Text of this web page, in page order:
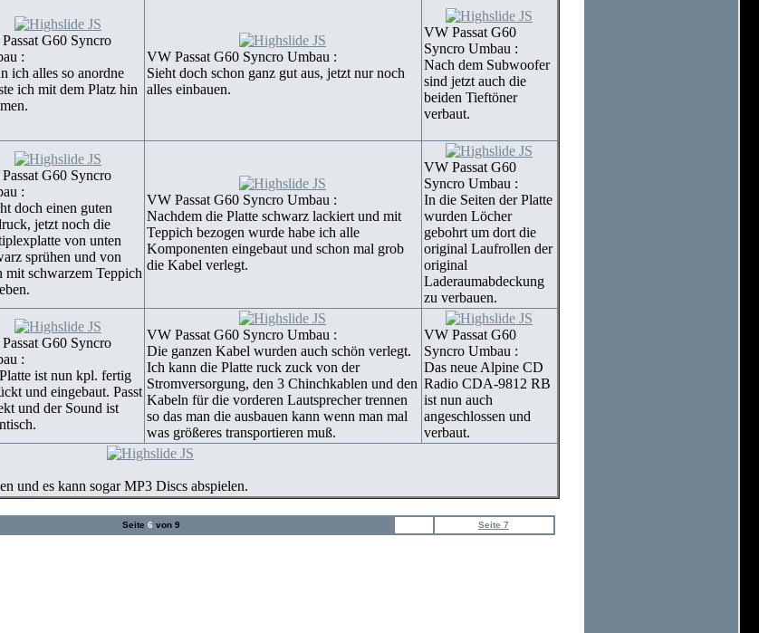
G60 Syncro
:
ich alles so anordne
ich mit dem Platz hin
VW Passat G60 Syncro Umbau :
Sieht doch schon ganz gut aus, jetzt nur noch
alles einbauen.
VW Passat G60
Syncro Umbau :
Nach dem Subwoofer
sind jetzt auch die
beiden Tieftöner
verbaut.
G60 Syncro
:
doch einen guten
jetzt noch die
von unten
sprühen und von
mit schwarzem Teppich
VW Passat G60 Syncro Umbau :
Nachdem die Platte schwarz lackiert und mit
Teppich bezogen wurde habe ich alle
Komponenten eingebaut und schon mal grob
die Kabel verlegt.
VW Passat G60
Syncro Umbau :
In die Seiten der Platte
wurden Löcher
gebohrt um dort die
original Laufrollen der
original
Laderaumabdeckung
zu verbauen.
G60 Syncro
:
ist nun kpl. fertig
und eingebaut. Passt
und der Sound ist
VW Passat G60 Syncro Umbau :
Die ganzen Kabel wurden auch schön verlegt.
Ich kann die Platte ruck zuck von der
Stromversorgung, den 3 Chinchkablen und den
Kabeln für die vorderen Lautsprecher trennen
so das man die ausbauen kann wenn man mal
was größeres transportieren muß.
VW Passat G60
Syncro Umbau :
Das neue Alpine CD
Radio CDA-9812 RB
ist nun auch
angeschlossen und
verbaut.
und es kann sogar MP3 Discs abspielen.
Seite 6 von 9 Seite 7